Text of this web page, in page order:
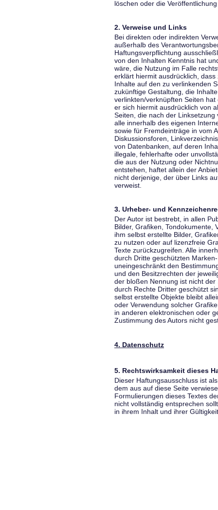
löschen oder die
2. Verweise und Links
Bei direkten oder indirekten
außerhalb des
Haftungsverpflichtung
von den Inhalten Kenntnis hat
wäre, die Nutzung im Falle
erklärt hiermit ausdrücklich,
Inhalte auf den zu verlinkenden
zukünftige Gestaltung, die
verlinkten/verknüpften Seiten
er sich hiermit ausdrücklich von
Seiten, die nach der
alle innerhalb des eigenen
sowie für Fremdeinträge in vom
Diskussionsforen,
von Datenbanken, auf deren
illegale, fehlerhafte oder
die aus der Nutzung oder
entstehen, haftet allein der
nicht derjenige, der über Links
verweist.
3. Urheber- und
Der Autor ist bestrebt, in allen
Bilder, Grafiken, Tondokumente,
ihm selbst erstellte Bilder,
zu nutzen oder auf lizenzfreie
Texte zurückzugreifen. Alle
durch Dritte geschützten
uneingeschränkt den
und den Besitzrechten der
der bloßen Nennung ist nicht
durch Rechte Dritter geschützt
selbst erstellte Objekte bleibt
oder Verwendung solcher
in anderen elektronischen oder
Zustimmung des Autors nicht
4. Datenschutz
5. Rechtswirksamkeit dieses
Dieser Haftungsausschluss ist
dem aus auf diese Seite
Formulierungen dieses Textes
nicht vollständig entsprechen
in ihrem Inhalt und ihrer